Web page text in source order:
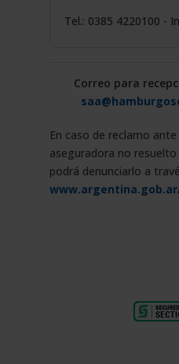
Tel.: 0385 4220100 -
Correo para
En caso de reclamo
aseguradora no
podrá denunciarlo a